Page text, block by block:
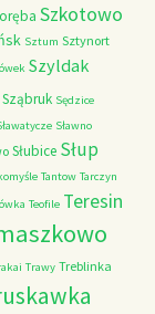
Szkotowo
Sztum Sztynort
Szyldak
Sząbruk Sędzice
Sławno
Słubice Słup
Tantow Tarczyn
Teofile Teresin
Trawy Treblinka